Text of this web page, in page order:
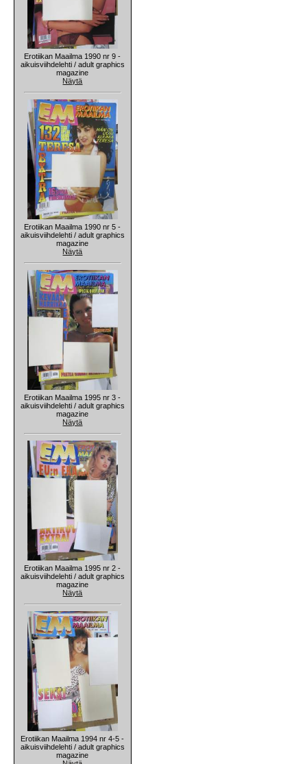
Erotiikan Maailma 1990 nr 9 -
aikuisviihdelehti / adult graphics
magazine
Näytä
Erotiikan Maailma 1990 nr 5 -
aikuisviihdelehti / adult graphics
magazine
Näytä
Erotiikan Maailma 1995 nr 3 -
aikuisviihdelehti / adult graphics
magazine
Näytä
Erotiikan Maailma 1995 nr 2 -
aikuisviihdelehti / adult graphics
magazine
Näytä
Erotiikan Maailma 1994 nr 4-5 -
aikuisviihdelehti / adult graphics
magazine